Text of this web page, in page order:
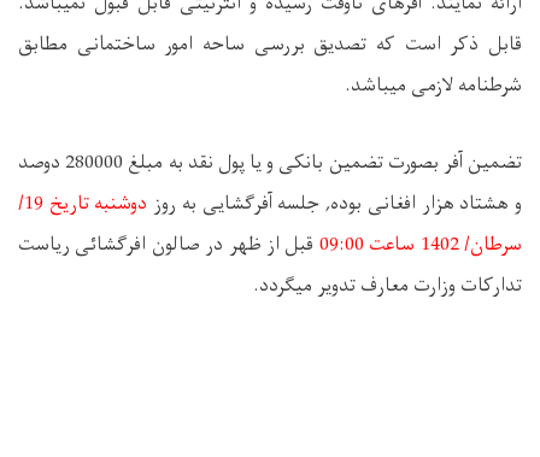
قابل ذکر است که تصدیق بررسی ساحه امور ساختمانی مطابق
شرطنامه لازمی میباشد.
تضمین آفر بصورت تضمین بانکی و یا پول نقد به مبلغ 280000 دوصد
و هشتاد هزار افغانی بوده, جلسه آفرگشایی به روز دوشنبه تاریخ 19/
سرطان/ 1402 ساعت 09:00
قبل از ظهر در صالون افرگشائی ریاست
تدارکات وزارت معارف تدویر میگردد.